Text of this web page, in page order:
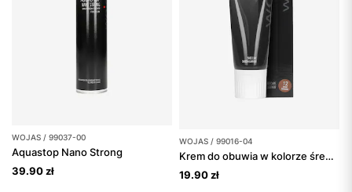
WOJAS / 99037-00
Aquastop Nano Strong
39.90 zł
WOJAS / 99016-04
Krem do obuwia w kolorze średniego brązu
19.90 zł